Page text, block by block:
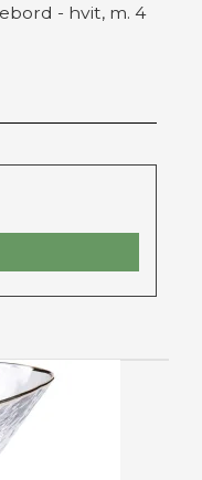
- hvit, m. 4